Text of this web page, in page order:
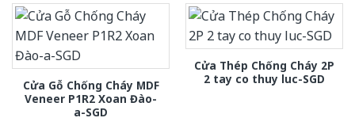
Cửa Gỗ Chống Cháy MDF
Veneer P1R2 Xoan Đào-
a-SGD
Cửa Thép Chống Cháy 2P
2 tay co thuy luc-SGD